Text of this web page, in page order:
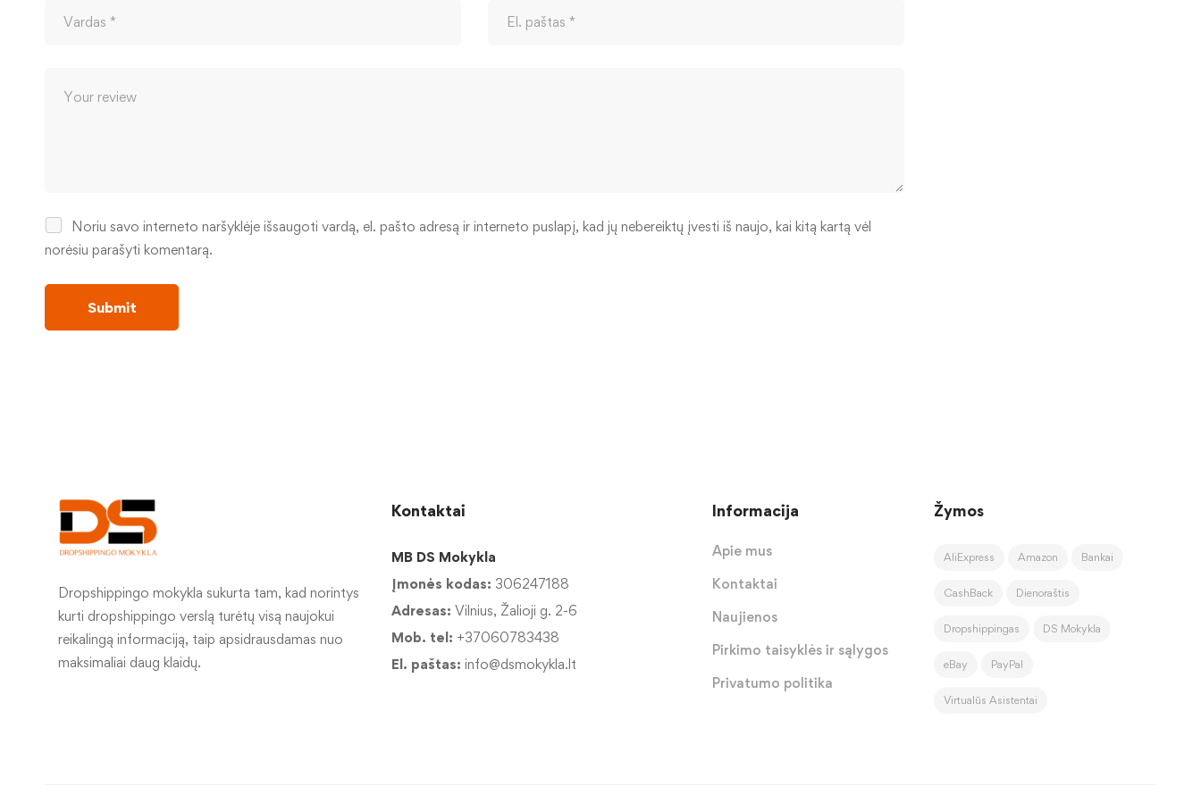
Noriu savo interneto naršyklėje išsaugoti vardą, el. pašto adresą ir interneto puslapį, kad jų nebereiktų įvesti iš naujo, kai kitą kartą vėl
norėsiu parašyti komentarą.
Dropshippingo mokykla sukurta tam, kad norintys
kurti dropshippingo verslą turėtų visą naujokui
reikalingą informaciją, taip apsidrausdamas nuo
maksimaliai daug klaidų.
Kontaktai
MB DS Mokykla
Įmonės kodas: 306247188
Adresas: Vilnius, Žalioji g. 2-6
Mob. tel: +37060783438
El. paštas: info@dsmokykla.lt
Informacija
Apie mus
Kontaktai
Naujienos
Pirkimo taisyklės ir sąlygos
Privatumo politika
Žymos
AliExpress Amazon Bankai
CashBack Dienoraštis
Dropshippingas DS Mokykla
eBay PayPal
Virtualūs Asistentai